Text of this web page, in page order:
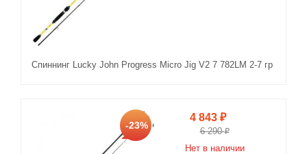
Спиннинг Lucky John Progress Micro Jig V2 7 782LM 2-7 гр
-23%
4 843 ₽
6 290₽
Нет в наличии